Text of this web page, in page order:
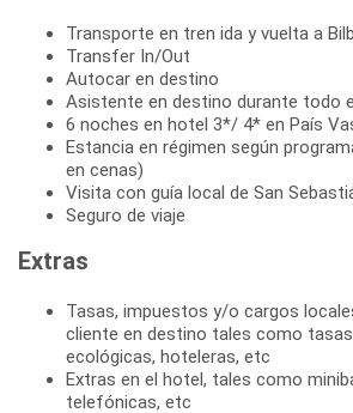
Transporte en tren ida y vuelta a
Transfer In/Out
Autocar en destino
Asistente en destino durante todo
6 noches en hotel 3*/ 4* en País
Estancia en régimen según
en cenas)
Visita con guía local de San
Seguro de viaje
Extras
Tasas, impuestos y/o cargos
cliente en destino tales como
ecológicas, hoteleras, etc
Extras en el hotel, tales como
telefónicas, etc